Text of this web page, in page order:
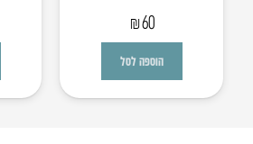
₪60
הוספה לסל